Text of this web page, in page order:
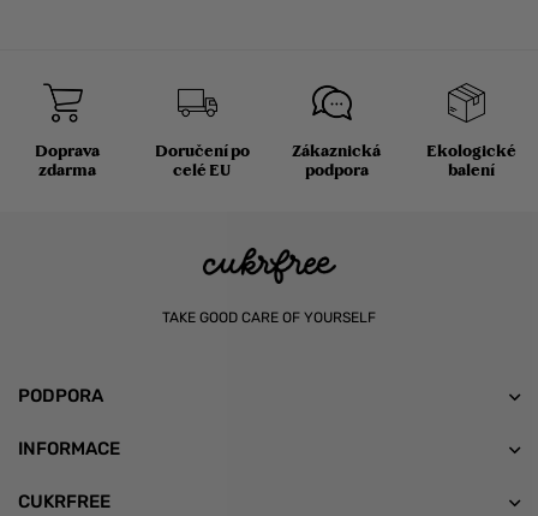
Doprava
zdarma
Doručení po
celé EU
Zákaznická
podpora
Ekologické
balení
TAKE GOOD CARE OF YOURSELF
PODPORA
INFORMACE
CUKRFREE